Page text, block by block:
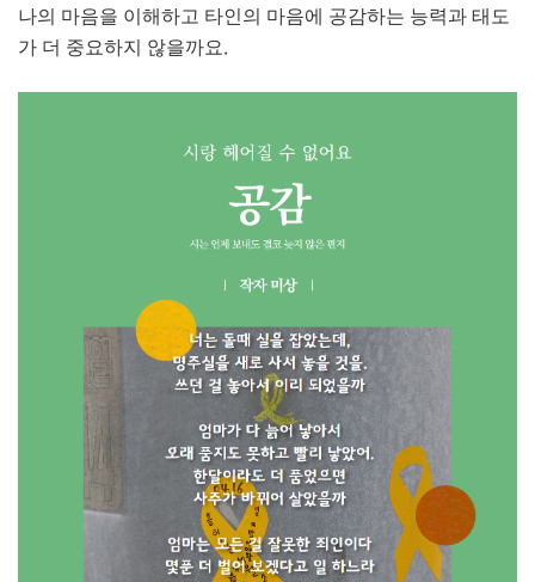
나의 마음을 이해하고 타인의 마음에 공감하는 능력과 태도
가 더 중요하지 않을까요.